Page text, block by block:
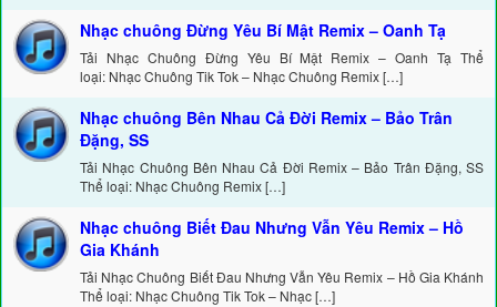
Nhạc chuông Đừng Yêu Bí Mật Remix – Oanh Tạ
Tải Nhạc Chuông Đừng Yêu Bí Mật Remix – Oanh Tạ Thể
loại: Nhạc Chuông Tik Tok – Nhạc Chuông Remix […]
Nhạc chuông Bên Nhau Cả Đời Remix – Bảo Trân
Đặng, SS
Tải Nhạc Chuông Bên Nhau Cả Đời Remix – Bảo Trân Đặng, SS
Thể loại: Nhạc Chuông Remix […]
Nhạc chuông Biết Đau Nhưng Vẫn Yêu Remix – Hồ
Gia Khánh
Tải Nhạc Chuông Biết Đau Nhưng Vẫn Yêu Remix – Hồ Gia Khánh
Thể loại: Nhạc Chuông Tik Tok – Nhạc […]